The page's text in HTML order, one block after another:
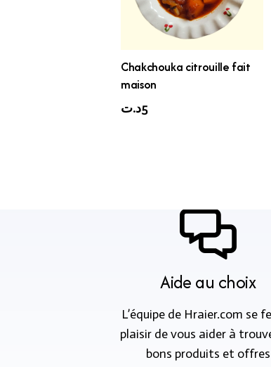
Chakchouka citrouille fait
maison
5د.ت
Aide au choix
L’équipe de Hraier.com se
plaisir de vous aider à
bons produits et offres